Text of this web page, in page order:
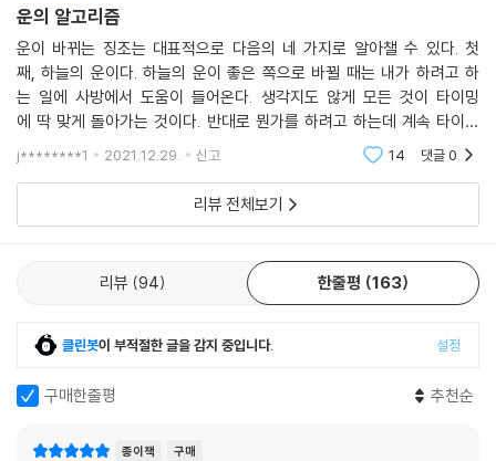
운의 알고리즘
운이 바뀌는 징조는 대표적으로 다음의 네 가지로 알아챌 수 있다. 첫
째, 하늘의 운이다. 하늘의 운이 좋은 쪽으로 바뀔 때는 내가 하려고 하
는 일에 사방에서 도움이 들어온다. 생각지도 않게 모든 것이 타이밍
에 딱 맞게 돌아가는 것이다. 반대로 뭔가를 하려고 하는데 계속 타이밍
이 어긋나고 방해물이 생긴다면 하늘의 운이 안 좋은 쪽으로 변화하고 있
j********1 2021.12.29. 신고 14 댓글0
리뷰 전체보기
리뷰 94 한줄평 163
클린봇이 부적절한 글을 감지 중입니다. 설정
구매한줄평 추천순
종이책 구매